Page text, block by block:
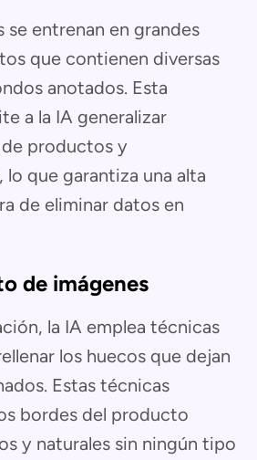
se entrenan en grandes
que contienen diversas
anotados. Esta
a la IA generalizar
productos y
que garantiza una alta
de eliminar datos en
de imágenes
la IA emplea técnicas
los huecos que dejan
Estas técnicas
bordes del producto
y naturales sin ningún tipo